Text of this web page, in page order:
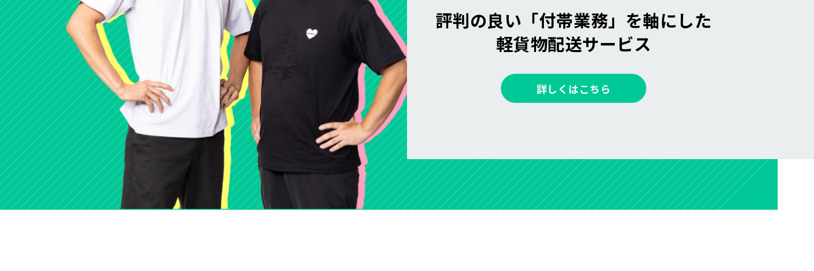
評判の良い「付帯業務」を軸にした
軽貨物配送サービス
詳しくはこちら